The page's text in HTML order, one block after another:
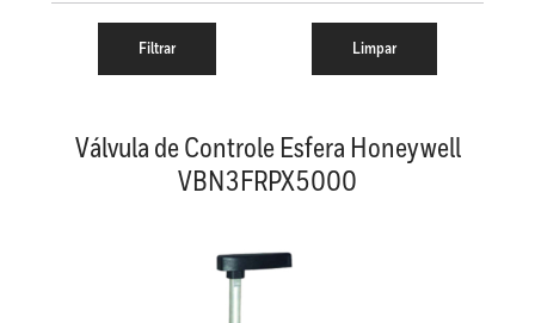
Válvula de Controle Esfera Honeywell
VBN3FRPX5000